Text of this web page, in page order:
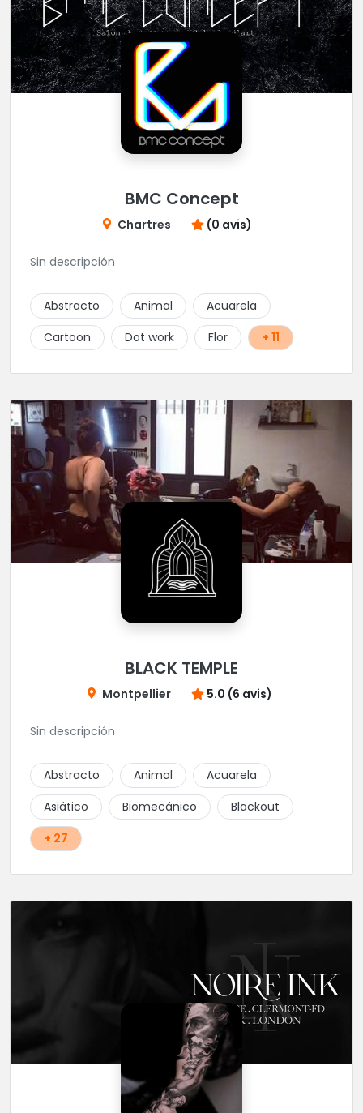
BMC Concept
Chartres (0 avis)
Sin descripción
Abstracto Animal
Acuarela
Cartoon
Dot work Flor + 11
BLACK TEMPLE
Montpellier 5.0 (6 avis)
Sin descripción
Abstracto Animal
Acuarela
Asiático
Biomecánico
Blackout
+ 27